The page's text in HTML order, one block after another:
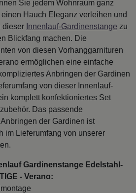
Sie jedem Wohnraum ganz
Hauch Eleganz verleihen und
dieser Innenlauf-Gardinenstange zu
Blickfang machen. Die
von diesen Vorhanggarnituren
ermöglichen eine einfache
Anbringen der Gardinen
von dieser Innenlauf-
komplett konfektioniertes Set
Das passende
der Gardinen ist
im Lieferumfang von unserer
Gardinenstange Edelstahl-
- Verano: